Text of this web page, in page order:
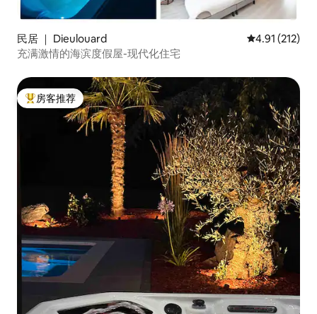
民居 ｜ Dieulouard 平均评分 4.91
4.91 (212)
充满激情的海滨度假屋-现代化住宅
热门「房客推荐」
房客推荐